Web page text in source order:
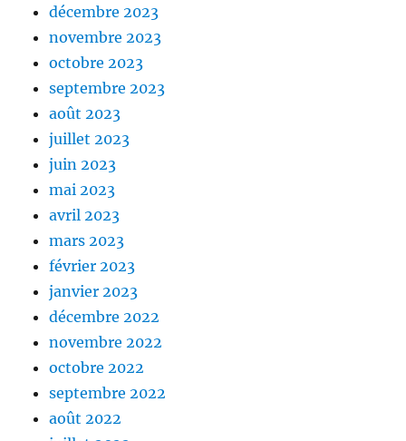
décembre 2023
novembre 2023
octobre 2023
septembre 2023
août 2023
juillet 2023
juin 2023
mai 2023
avril 2023
mars 2023
février 2023
janvier 2023
décembre 2022
novembre 2022
octobre 2022
septembre 2022
août 2022